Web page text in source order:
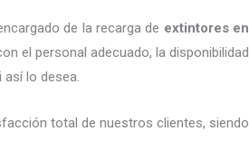
de la recarga de extintoresen
el personal adecuado, la disponibilidad
lo desea.
total de nuestros clientes, siendo